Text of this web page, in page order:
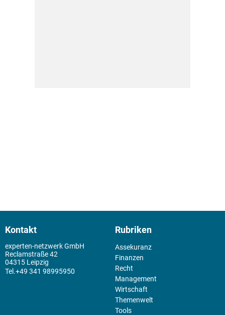
Kontakt
experten-netzwerk GmbH
Reclamstraße 42
04315 Leipzig
+49 341 98995950
Rubriken
Assekuranz
Finanzen
Recht
Management
Wirtschaft
Themenwelt
Tools